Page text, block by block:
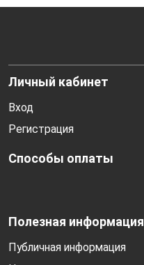
Личный кабинет
Вход
Регистрация
Способы оплаты
Полезная информация
Публичная информация